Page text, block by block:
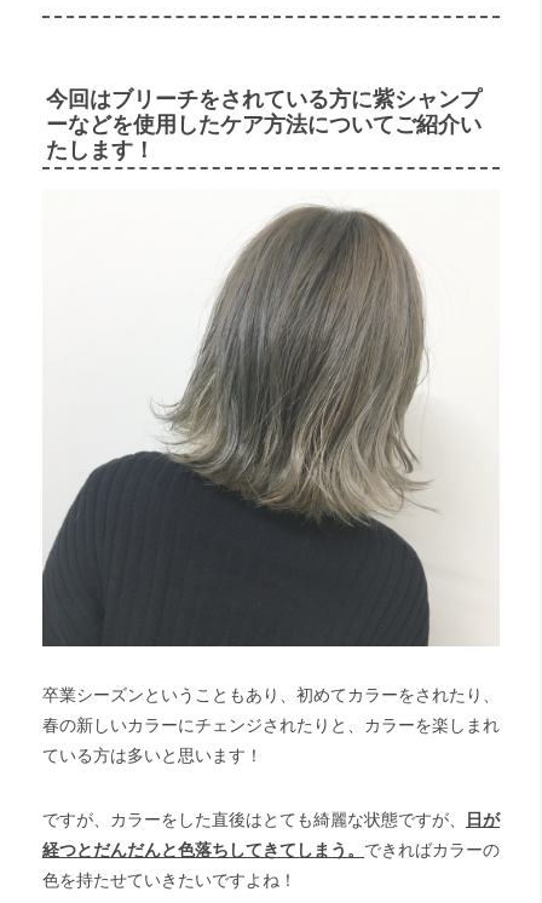
今回はブリーチをされている方に紫シャンプ
ーなどを使用したケア方法についてご紹介い
たします！
卒業シーズンということもあり、初めてカラーをされたり、
春の新しいカラーにチェンジされたりと、カラーを楽しまれ
ている方は多いと思います！
ですが、カラーをした直後はとても綺麗な状態ですが、
日が
経つとだんだんと色落ちしてきてしまう。 できればカラーの
色を持たせていきたいですよね！